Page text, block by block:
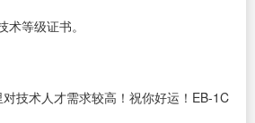
等级证书。
技术人才需求较高！祝你好运！EB-1C